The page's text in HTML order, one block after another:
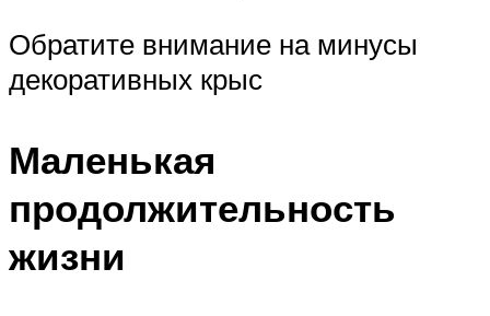
Обратите внимание на минусы
декоративных крыс
Маленькая
продолжительность
жизни